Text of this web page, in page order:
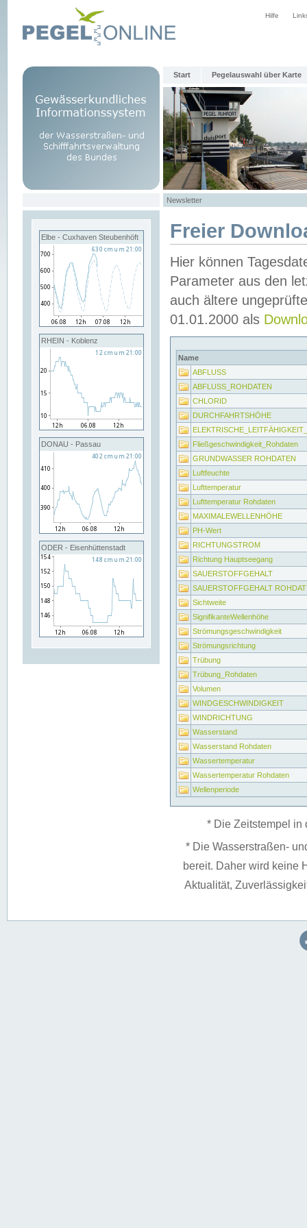
Hilfe
Start Pegelauswahl über Karte
Newsletter
Elbe - Cuxhaven Steubenhöft
RHEIN - Koblenz
DONAU - Passau
ODER - Eisenhüttenstadt
Freier
Hier können
Parameter aus den
auch ältere
01.01.2000 als
Name
ABFLUSS
ABFLUSS_ROHDATEN
CHLORID
DURCHFAHRTSHÖHE
Fließgeschwindigkeit_Rohdaten
GRUNDWASSER ROHDATEN
Luftfeuchte
Lufttemperatur
Lufttemperatur Rohdaten
MAXIMALEWELLENHÖHE
PH-Wert
RICHTUNGSTROM
Richtung Hauptseegang
SAUERSTOFFGEHALT
SAUERSTOFFGEHALT
Sichtweite
SignifikanteWellenhöhe
Strömungsgeschwindigkeit
Strömungsrichtung
Trübung
Trübung_Rohdaten
Volumen
WINDGESCHWINDIGKEIT
WINDRICHTUNG
Wasserstand
Wasserstand Rohdaten
Wassertemperatur
Wassertemperatur Rohdaten
Wellenperiode
* Die Zeitstempel in
* Die Wasserstraßen-
bereit. Daher wird keine
Aktualität,